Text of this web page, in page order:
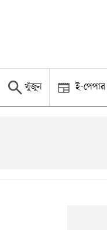
খুঁজুন ই-পেপার